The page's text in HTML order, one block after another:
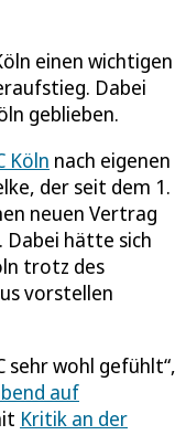
einen wichtigen
Dabei
geblieben.
Köln nach eigenen
der seit dem 1.
neuen Vertrag
Dabei hätte sich
trotz des
vorstellen
sehr wohl gefühlt“,
auf
Kritik an der